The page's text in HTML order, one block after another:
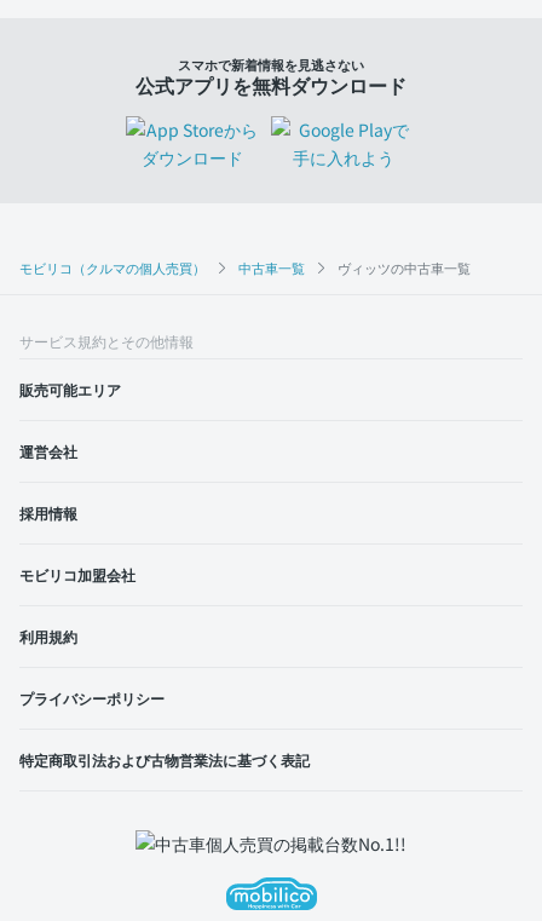
モビリコ（クルマの個人売買） 中古車一覧 ヴィッツの中古車一覧
スマホで新着情報を見逃さない
公式アプリを無料ダウンロード
サービス規約とその他情報
販売可能エリア
運営会社
採用情報
モビリコ加盟会社
利用規約
プライバシーポリシー
特定商取引法および古物営業法に基づく表記